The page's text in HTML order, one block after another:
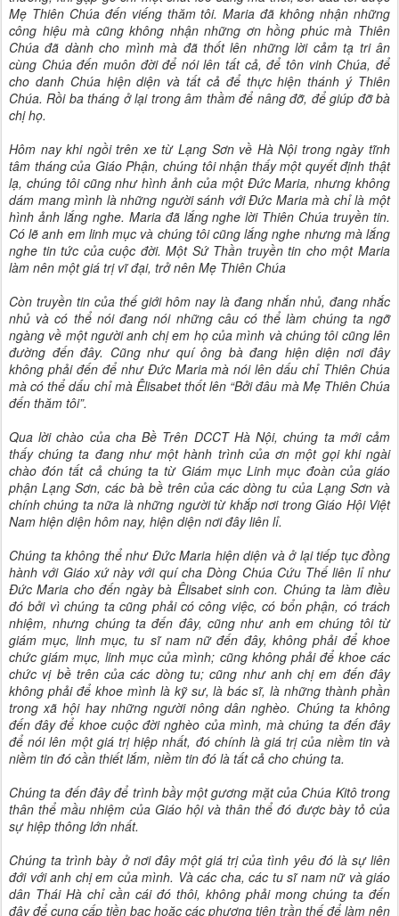
Mẹ Thiên Chúa đến viếng thăm tôi. Maria đã không nhận những
công hiệu mà cũng không nhận những ơn hồng phúc mà Thiên
Chúa đã dành cho mình mà đã thốt lên những lời cảm tạ tri ân
cùng Chúa đến muôn đời để nói lên tất cả, để tôn vinh Chúa, để
cho danh Chúa hiện diện và tất cả để thực hiện thánh ý Thiên
Chúa. Rồi ba tháng ở lại trong âm thầm để nâng đỡ, để giúp đỡ bà
chị họ.
Hôm nay khi ngồi trên xe từ Lạng Sơn về Hà Nội trong ngày tĩnh
tâm tháng của Giáo Phận, chúng tôi nhận thấy một quyết định thật
lạ, chúng tôi cũng như hình ảnh của một Đức Maria, nhưng không
dám mang mình là những người sánh với Đức Maria mà chỉ là một
hình ảnh lắng nghe. Maria đã lắng nghe lời Thiên Chúa truyền tin.
Có lẽ anh em linh mục và chúng tôi cũng lắng nghe nhưng mà lắng
nghe tin tức của cuộc đời. Một Sứ Thần truyền tin cho một Maria
làm nên một giá trị vĩ đại, trở nên Mẹ Thiên Chúa
Còn truyền tin của thế giới hôm nay là đang nhắn nhủ, đang nhắc
nhủ và có thể nói đang nói những câu có thể làm chúng ta ngỡ
ngàng về một người anh chị em họ của mình và chúng tôi cũng lên
đường đến đây. Cũng như quí ông bà đang hiện diện nơi đây
không phải đến để như Đức Maria mà nói lên dấu chỉ Thiên Chúa
mà có thể dấu chỉ mà Êlisabet thốt lên “Bởi đâu mà Mẹ Thiên Chúa
đến thăm tôi”.
Qua lời chào của cha Bề Trên DCCT Hà Nội, chúng ta mới cảm
thấy chúng ta đang như một hành trình của ơn một gọi khi ngài
chào đón tất cả chúng ta từ Giám mục Linh mục đoàn của giáo
phận Lạng Sơn, các bà bề trên của các dòng tu của Lạng Sơn và
chính chúng ta nữa là những người từ khắp nơi trong Giáo Hội Việt
Nam hiện diện hôm nay, hiện diện nơi đây liên lỉ.
Chúng ta không thể như Đức Maria hiện diện và ở lại tiếp tục đồng
hành với Giáo xứ này với quí cha Dòng Chúa Cứu Thế liên lỉ như
Đức Maria cho đến ngày bà Êlisabet sinh con. Chúng ta làm điều
đó bởi vì chúng ta cũng phải có công việc, có bổn phận, có trách
nhiệm, nhưng chúng ta đến đây, cũng như anh em chúng tôi từ
giám mục, linh mục, tu sĩ nam nữ đến đây, không phải để khoe
chức giám mục, linh mục của mình; cũng không phải để khoe các
chức vị bề trên của các dòng tu; cũng như anh chị em đến đây
không phải để khoe mình là kỹ sư, là bác sĩ, là những thành phần
trong xã hội hay những người nông dân nghèo. Chúng ta không
đến đây để khoe cuộc đời nghèo của mình, mà chúng ta đến đây
để nói lên một giá trị hiệp nhất, đó chính là giá trị của niềm tin và
niềm tin đó cần thiết lắm, niềm tin đó là tất cả cho chúng ta.
Chúng ta đến đây để trình bầy một gương mặt của Chúa Kitô trong
thân thể mầu nhiệm của Giáo hội và thân thể đó được bày tỏ của
sự hiệp thông lớn nhất.
Chúng ta trình bày ở nơi đây một giá trị của tình yêu đó là sự liên
đới với anh chị em của mình. Và các cha, các tu sĩ nam nữ và giáo
dân Thái Hà chỉ cần cái đó thôi, không phải mong chúng ta đến
đây để cung cấp tiền bạc hoặc các phương tiện trần thế để làm nên